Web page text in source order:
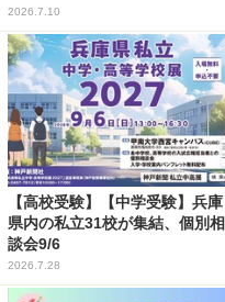
2026.7.10
【高校受験】【中学受験】兵庫
県内の私立31校が集結、個別相
談会9/6
2026.7.28